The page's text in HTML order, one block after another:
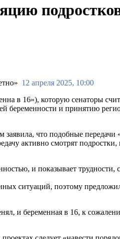
12 апреля 2025, 10:00
в 16»), которую сенаторы
беременности и принятию
что подобные передачи
активно смотрят
и показывает трудности,
ситуаций, поэтому
и беременная в 16, к